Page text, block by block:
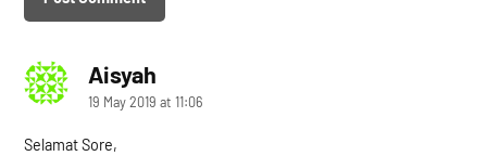
Aisyahsays:
19 May 2019 at 11:06
Selamat Sore,